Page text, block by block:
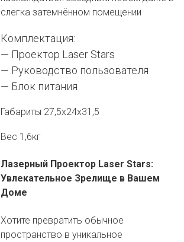
слегка затемнённом помещении
Комплектация:
— Проектор Laser Stars
— Руководство пользователя
— Блок питания
Габариты 27,5х24х31,5
Вес 1,6кг
Лазерный Проектор Laser Stars:
Увлекательное Зрелище в Вашем
Доме
Хотите превратить обычное
пространство в уникальное